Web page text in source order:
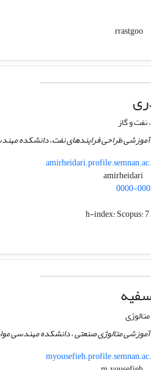
و گاز
آموزشی طراحی فرایندهای نفت، دانشکده
0000-
h-index:Scopus:
آموزشی متالوژی صنعتی ، دانشکده مهندسی